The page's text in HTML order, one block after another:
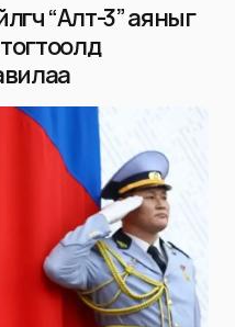
“Алт-3” аяныг